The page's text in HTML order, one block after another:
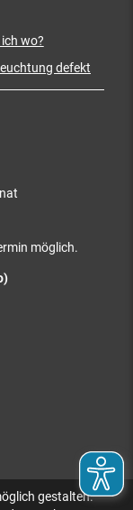
möglich.
wo?
defekt
gestalten.